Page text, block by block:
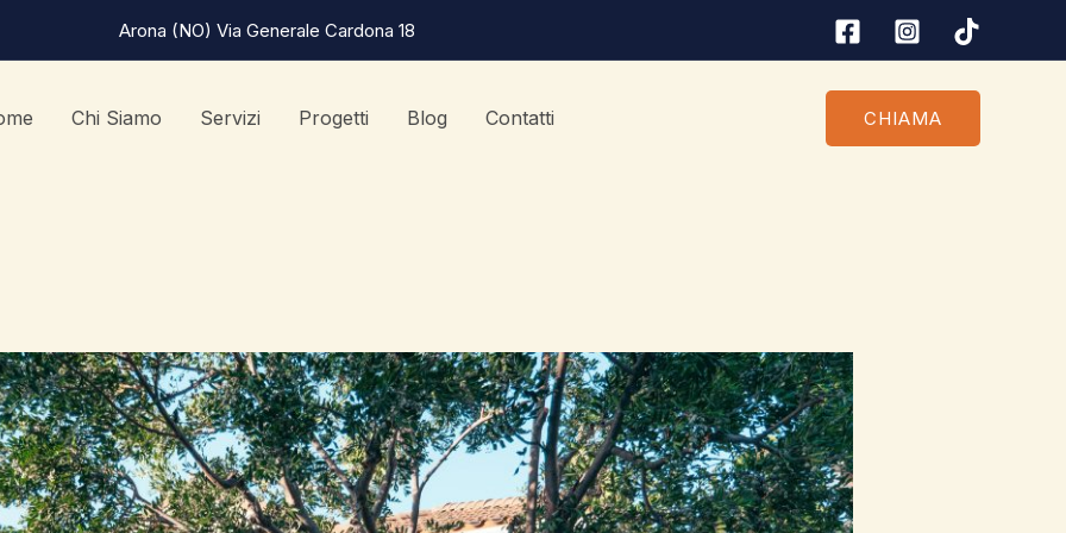
Arona (NO) Via Generale Cardona 18
Chi Siamo Servizi Progetti Blog Contatti CHIAMA